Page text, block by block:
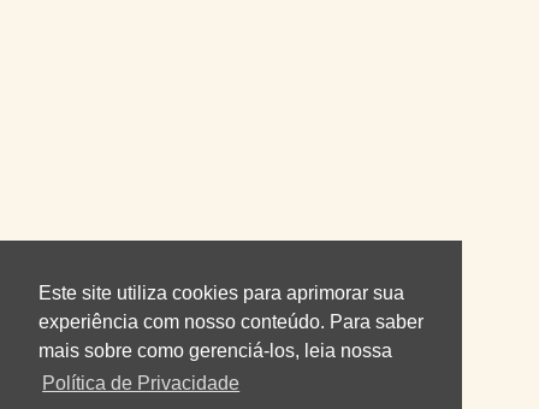
Este site utiliza cookies para aprimorar sua
experiência com nosso conteúdo. Para saber
mais sobre como gerenciá-los, leia nossa
Política de Privacidade